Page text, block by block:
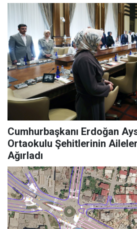
Cumhurbaşkanı Erdoğan
Ortaokulu Şehitlerinin
Ağırladı